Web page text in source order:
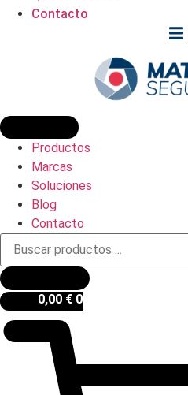
Contacto
Productos
Marcas
Soluciones
Blog
Contacto
Búsqueda
productos
0,00 € 0